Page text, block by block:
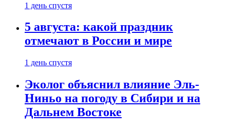
1 день спустя
5 августа: какой праздник
отмечают в России и мире
1 день спустя
Эколог объяснил влияние Эль-
Ниньо на погоду в Сибири и на
Дальнем Востоке